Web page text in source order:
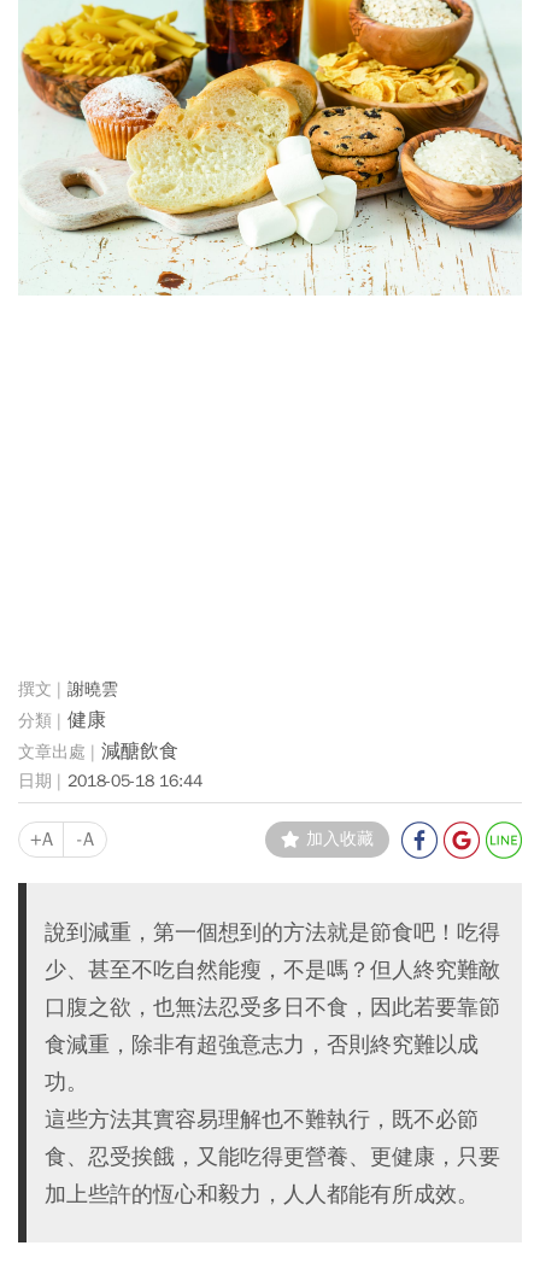
謝曉雲
健康
減醣飲食
2018-05-18 16:44
+A -A 加入收藏
說到減重，第一個想到的方法就是節食吧！吃得
少、甚至不吃自然能瘦，不是嗎？但人終究難敵
口腹之欲，也無法忍受多日不食，因此若要靠節
食減重，除非有超強意志力，否則終究難以成
功。
這些方法其實容易理解也不難執行，既不必節
食、忍受挨餓，又能吃得更營養、更健康，只要
加上些許的恆心和毅力，人人都能有所成效。